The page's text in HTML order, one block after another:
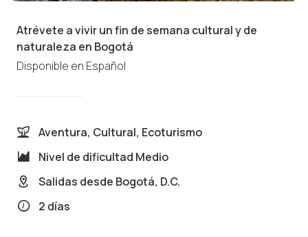
Atrévete a vivir un fin de semana cultural y de
naturaleza en Bogotá
Disponible en Español
Aventura, Cultural, Ecoturismo
Nivel de dificultad Medio
Salidas desde Bogotá, D.C.
2 días